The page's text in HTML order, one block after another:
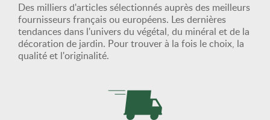
Des milliers d'articles sélectionnés auprès des meilleurs
fournisseurs français ou européens. Les dernières
tendances dans l'univers du végétal, du minéral et de la
décoration de jardin. Pour trouver à la fois le choix, la
qualité et l'originalité.